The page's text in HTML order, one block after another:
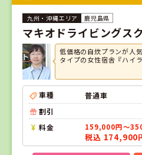
鹿児島県
マキオドライビングス
低価格の自炊プランが人
タイプの女性宿舎『ハイ
車種
普通車
割引
料金
159,000円～
税込 174,900